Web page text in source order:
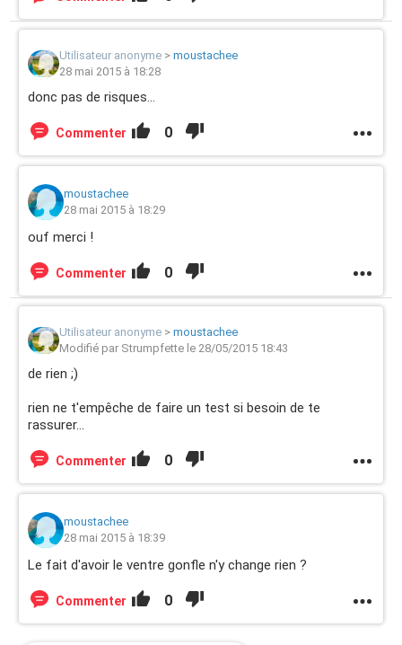
Utilisateur anonyme > moustachee
28 mai 2015 à 18:28
donc pas de risques...
Commenter 0
moustachee
28 mai 2015 à 18:29
ouf merci !
Commenter 0
Utilisateur anonyme > moustachee
Modifié par Strumpfette le 28/05/2015 18:43
de rien ;)
rien ne t'empêche de faire un test si besoin de te
rassurer...
Commenter 0
moustachee
28 mai 2015 à 18:39
Le fait d'avoir le ventre gonfle n'y change rien ?
Commenter 0